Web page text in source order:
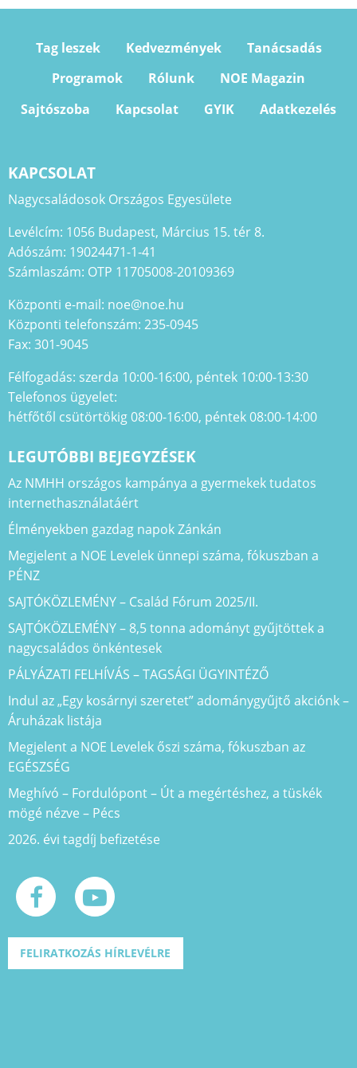
Tag leszek Kedvezmények
Tanácsadás
Programok
Rólunk
NOE Magazin
Sajtószoba
Kapcsolat GYIK Adatkezelés
KAPCSOLAT
Nagycsaládosok Országos Egyesülete
Levélcím: 1056 Budapest, Március 15. tér 8.
Adószám: 19024471-1-41
Számlaszám: OTP 11705008-20109369
Központi e-mail: noe@noe.hu
Központi telefonszám: 235-0945
Fax: 301-9045
Félfogadás: szerda 10:00-16:00, péntek 10:00-13:30
Telefonos ügyelet:
hétfőtől csütörtökig 08:00-16:00, péntek 08:00-14:00
LEGUTÓBBI BEJEGYZÉSEK
Az NMHH országos kampánya a gyermekek tudatos
internethasználatáért
Élményekben gazdag napok Zánkán
Megjelent a NOE Levelek ünnepi száma, fókuszban a
PÉNZ
SAJTÓKÖZLEMÉNY – Család Fórum 2025/II.
SAJTÓKÖZLEMÉNY – 8,5 tonna adományt gyűjtöttek a
nagycsaládos önkéntesek
PÁLYÁZATI FELHÍVÁS – TAGSÁGI ÜGYINTÉZŐ
Indul az „Egy kosárnyi szeretet” adománygyűjtő akciónk –
Áruházak listája
Megjelent a NOE Levelek őszi száma, fókuszban az
EGÉSZSÉG
Meghívó – Fordulópont – Út a megértéshez, a tüskék
mögé nézve – Pécs
2026. évi tagdíj befizetése
FELIRATKOZÁS HÍRLEVÉLRE